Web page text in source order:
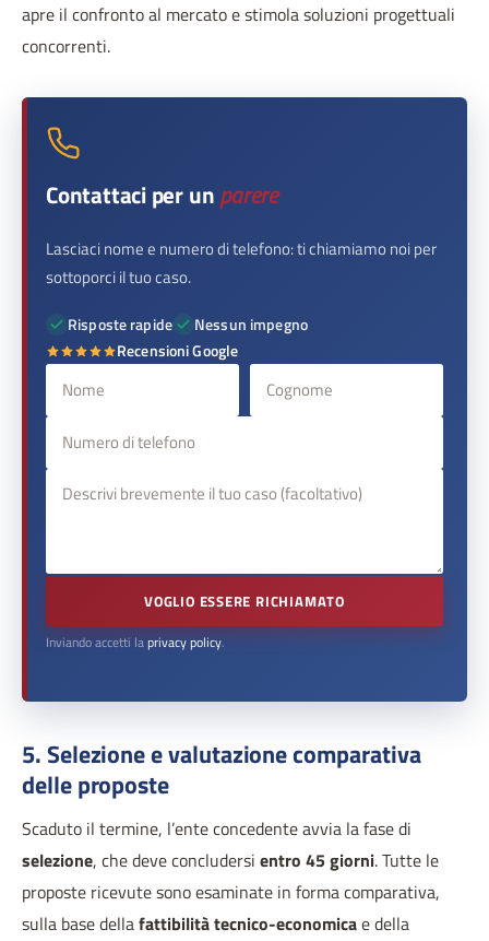
apre il confronto al mercato e stimola soluzioni progettuali
concorrenti.
Contattaci per unparere
Lasciaci nome e numero di telefono: ti chiamiamo noi per
sottoporci il tuo caso.
Risposte rapide
Nessun impegno
Recensioni Google
VOGLIO ESSERE RICHIAMATO
Inviando accetti laprivacy policy.
5. Selezione e valutazione comparativa
delle proposte
Scaduto il termine, l’ente concedente avvia la fase di
selezione, che deve concludersi entro 45 giorni. Tutte le
proposte ricevute sono esaminate in forma comparativa,
sulla base dellafattibilità tecnico-economicae della